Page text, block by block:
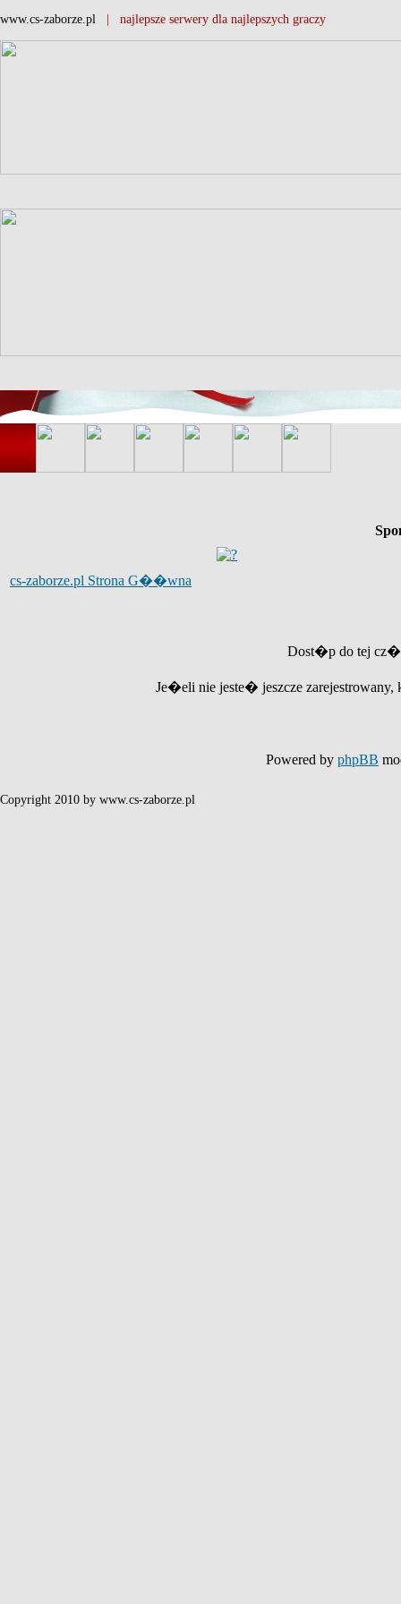
www.cs-zaborze.pl | najlepsze serwery dla najlepszych graczy
cs-zaborze.pl Strona G��wna
Dost�p do tej
Je�eli nie jeste� jeszcze
Powered by phpBB
Copyright 2010 by www.cs-zaborze.pl